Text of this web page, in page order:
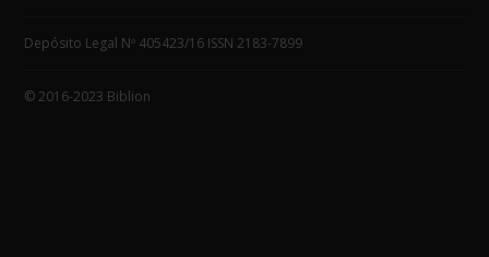
Depósito Legal Nº 405423/16 ISSN 2183-7899
© 2016-2023 Biblion